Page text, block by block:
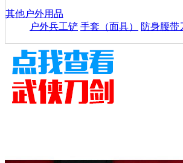
其他户外用品
户外兵工铲 手套（面具） 防身腰带